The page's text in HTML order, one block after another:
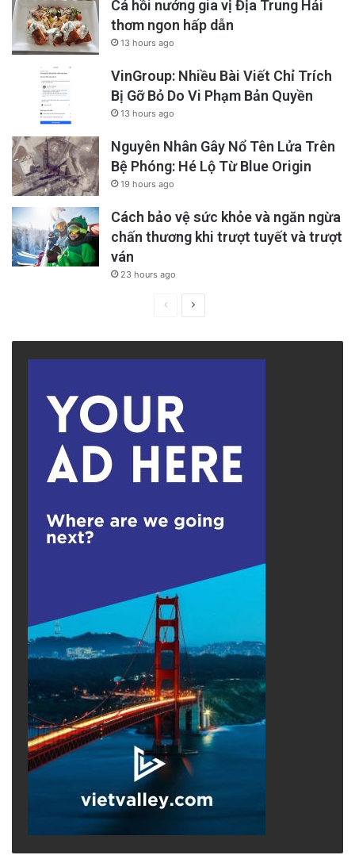
Cá hồi nướng gia vị Địa Trung Hải
thơm ngon hấp dẫn
13 hours ago
VinGroup: Nhiều Bài Viết Chỉ Trích
Bị Gỡ Bỏ Do Vi Phạm Bản Quyền
13 hours ago
Nguyên Nhân Gây Nổ Tên Lửa Trên
Bệ Phóng: Hé Lộ Từ Blue Origin
19 hours ago
Cách bảo vệ sức khỏe và ngăn ngừa
chấn thương khi trượt tuyết và trượt
ván
23 hours ago
PreviousNext